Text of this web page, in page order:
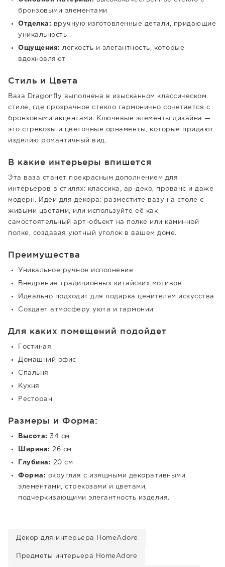
бронзовыми элементами
Отделка: вручную изготовленные детали, придающие
уникальность
Ощущения:
легкость и элегантность, которые
вдохновляют
Стиль и Цвета
Ваза Dragonfly выполнена в изысканном классическом
стиле, где прозрачное стекло гармонично сочетается с
бронзовыми акцентами. Ключевые элементы дизайна —
это стрекозы и цветочные орнаменты, которые придают
изделию романтичный вид.
В какие интерьеры впишется
Эта ваза станет прекрасным дополнением для
интерьеров в стилях: классика, ар-деко, прованс и даже
модерн. Идеи для декора: разместите вазу на столе с
живыми цветами, или используйте её как
самостоятельный арт-объект на полке или каминной
полке, создавая уютный уголок в вашем доме.
Преимущества
Уникальное ручное исполнение
Внедрение традиционных китайских мотивов
Идеально подходит для подарка ценителям искусства
Создает атмосферу уюта и гармонии
Для каких помещений подойдет
Гостиная
Домашний офис
Спальня
Кухня
Ресторан
Размеры и Форма:
Высота: 34 см
Ширина: 26 см
Глубина: 20 см
Форма: округлая с изящными декоративными
элементами, стрекозами и цветами,
подчеркивающими элегантность изделия.
Декор для интерьера HomeAdore
Предметы интерьера HomeAdore